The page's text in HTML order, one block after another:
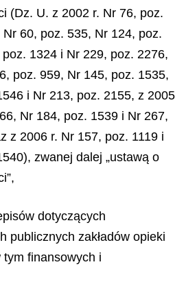
(Dz. U. z 2002 r. Nr 76, poz.
Nr 60, poz. 535, Nr 124, poz.
1324 i Nr 229, poz. 2276,
poz. 959, Nr 145, poz. 1535,
i Nr 213, poz. 2155, z 2005
Nr 184, poz. 1539 i Nr 267,
z 2006 r. Nr 157, poz. 1119 i
zwanej dalej „ustawą o
dotyczących
publicznych zakładów opieki
finansowych i